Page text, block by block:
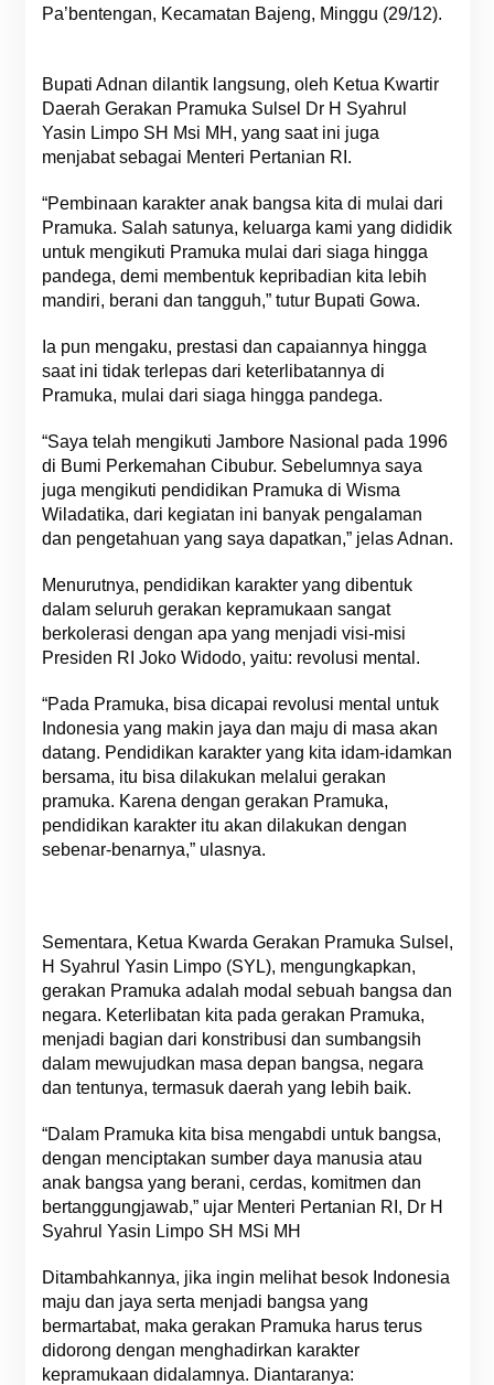
Pa’bentengan, Kecamatan Bajeng, Minggu (29/12).
Bupati Adnan dilantik langsung, oleh Ketua Kwartir
Daerah Gerakan Pramuka Sulsel Dr H Syahrul
Yasin Limpo SH Msi MH, yang saat ini juga
menjabat sebagai Menteri Pertanian RI.
“Pembinaan karakter anak bangsa kita di mulai dari
Pramuka. Salah satunya, keluarga kami yang dididik
untuk mengikuti Pramuka mulai dari siaga hingga
pandega, demi membentuk kepribadian kita lebih
mandiri, berani dan tangguh,” tutur Bupati Gowa.
Ia pun mengaku, prestasi dan capaiannya hingga
saat ini tidak terlepas dari keterlibatannya di
Pramuka, mulai dari siaga hingga pandega.
“Saya telah mengikuti Jambore Nasional pada 1996
di Bumi Perkemahan Cibubur. Sebelumnya saya
juga mengikuti pendidikan Pramuka di Wisma
Wiladatika, dari kegiatan ini banyak pengalaman
dan pengetahuan yang saya dapatkan,” jelas Adnan.
Menurutnya, pendidikan karakter yang dibentuk
dalam seluruh gerakan kepramukaan sangat
berkolerasi dengan apa yang menjadi visi-misi
Presiden RI Joko Widodo, yaitu: revolusi mental.
“Pada Pramuka, bisa dicapai revolusi mental untuk
Indonesia yang makin jaya dan maju di masa akan
datang. Pendidikan karakter yang kita idam-idamkan
bersama, itu bisa dilakukan melalui gerakan
pramuka. Karena dengan gerakan Pramuka,
pendidikan karakter itu akan dilakukan dengan
sebenar-benarnya,” ulasnya.
Sementara, Ketua Kwarda Gerakan Pramuka Sulsel,
H Syahrul Yasin Limpo (SYL), mengungkapkan,
gerakan Pramuka adalah modal sebuah bangsa dan
negara. Keterlibatan kita pada gerakan Pramuka,
menjadi bagian dari konstribusi dan sumbangsih
dalam mewujudkan masa depan bangsa, negara
dan tentunya, termasuk daerah yang lebih baik.
“Dalam Pramuka kita bisa mengabdi untuk bangsa,
dengan menciptakan sumber daya manusia atau
anak bangsa yang berani, cerdas, komitmen dan
bertanggungjawab,” ujar Menteri Pertanian RI, Dr H
Syahrul Yasin Limpo SH MSi MH
Ditambahkannya, jika ingin melihat besok Indonesia
maju dan jaya serta menjadi bangsa yang
bermartabat, maka gerakan Pramuka harus terus
didorong dengan menghadirkan karakter
kepramukaan didalamnya. Diantaranya: